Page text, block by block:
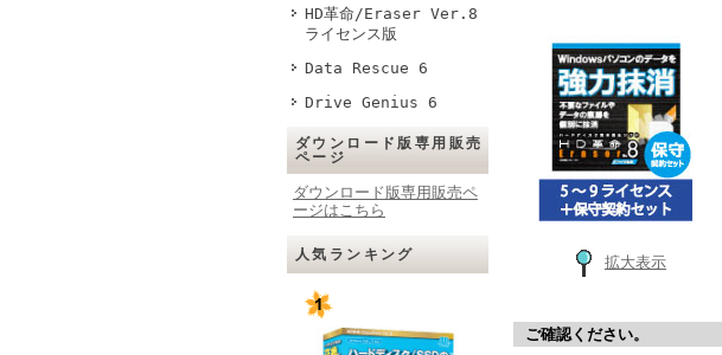
HD革命/Eraser Ver.8
ライセンス版
Data Rescue 6
Drive Genius 6
ダウンロード版専用販売
ページ
ダウンロード版専用販売ペ
ージはこちら
人気ランキング 拡大表示
ご確認ください。